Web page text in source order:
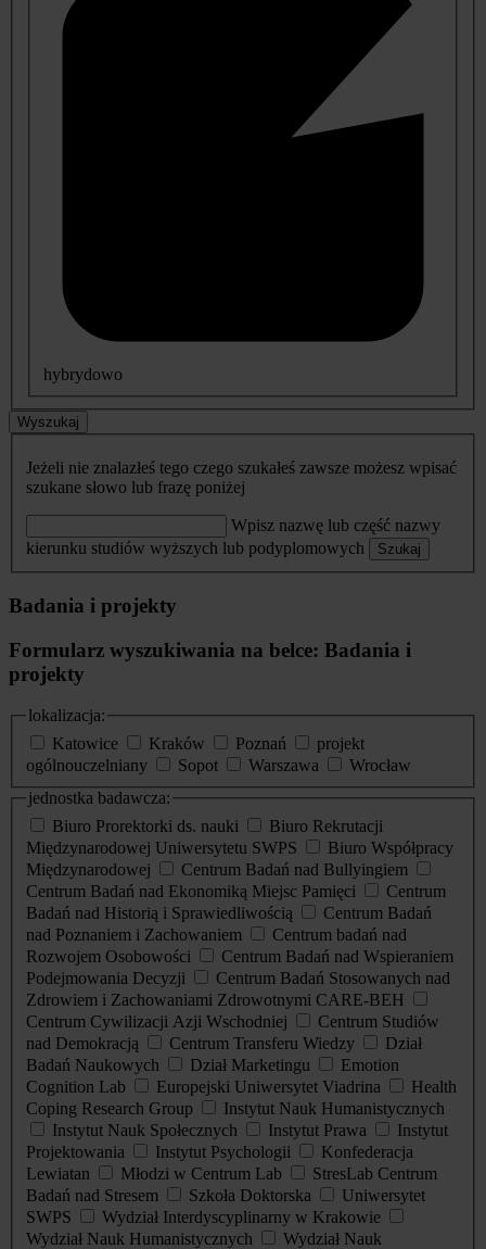
hybrydowo
Wyszukaj
Jeżeli nie znalazłeś tego czego szukałeś zawsze możesz wpisać
szukane słowo lub frazę poniżej
Wpisz nazwę lub część nazwy
kierunku studiów wyższych lub podyplomowych
Szukaj
Badania i projekty
Formularz wyszukiwania na belce: Badania i
projekty
lokalizacja:
Katowice
Kraków Poznań
projekt
ogólnouczelniany
Sopot Warszawa
Wrocław
jednostka badawcza:
Biuro Prorektorki ds. nauki
Biuro Rekrutacji
Międzynarodowej Uniwersytetu SWPS
Biuro Współpracy
Międzynarodowej
Centrum Badań nad Bullyingiem
Centrum Badań nad Ekonomiką Miejsc Pamięci
Centrum
Badań nad Historią i Sprawiedliwością
Centrum Badań
nad Poznaniem i Zachowaniem
Centrum badań nad
Rozwojem Osobowości
Centrum Badań nad Wspieraniem
Podejmowania Decyzji
Centrum Badań Stosowanych nad
Zdrowiem i Zachowaniami Zdrowotnymi CARE-BEH
Centrum Cywilizacji Azji Wschodniej
Centrum Studiów
nad Demokracją
Centrum Transferu Wiedzy
Dział
Badań Naukowych
Dział Marketingu
Emotion
Cognition Lab
Europejski Uniwersytet Viadrina
Health
Coping Research Group
Instytut Nauk Humanistycznych
Instytut Nauk Społecznych
Instytut Prawa
Instytut
Projektowania
Instytut Psychologii
Konfederacja
Lewiatan
Młodzi w Centrum Lab
StresLab Centrum
Badań nad Stresem
Szkoła Doktorska
Uniwersytet
SWPS
Wydział Interdyscyplinarny w Krakowie
Wydział Nauk Humanistycznych
Wydział Nauk